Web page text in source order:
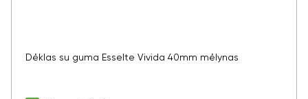
Dėklas su guma Esselte Vivida 40mm mėlynas